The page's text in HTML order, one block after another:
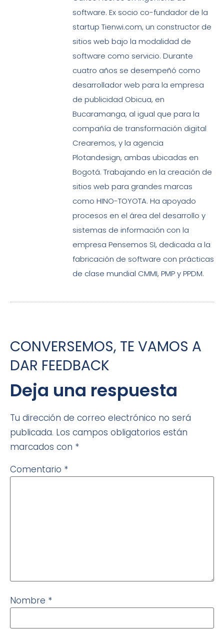
software. Ex socio co-fundador de la
startup Tienwi.com, un constructor de
sitios web bajo la modalidad de
software como servicio. Durante
cuatro años se desempeñó como
desarrollador web para la empresa
de publicidad Obicua, en
Bucaramanga, al igual que para la
compañía de transformación digital
Crearemos, y la agencia
Plotandesign, ambas ubicadas en
Bogotá. Trabajando en la creación de
sitios web para grandes marcas
como HINO-TOYOTA. Ha apoyado
procesos en el área del desarrollo y
sistemas de información con la
empresa Pensemos SI, dedicada a la
fabricación de software con prácticas
de clase mundial CMMI, PMP y PPDM.
CONVERSEMOS, TE VAMOS A
DAR FEEDBACK
Deja una respuesta
Tu dirección de correo electrónico no será
publicada. Los campos obligatorios están
marcados con *
Comentario *
Nombre *